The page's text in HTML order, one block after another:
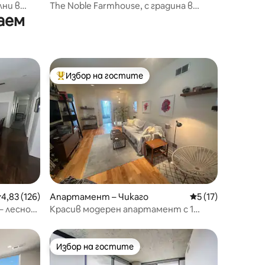
в
The Noble Farmhouse, с градина в
оценка: 4,83 от 5, 126 отзива
4,83 (126)
лесно
Най-популярен избор на гостите
Избор на гостите
Апартамент – Чикаго Средна оценка:
5 (17)
Красив модерен апартамент с 1
Избор на гостите
Избор на гостите